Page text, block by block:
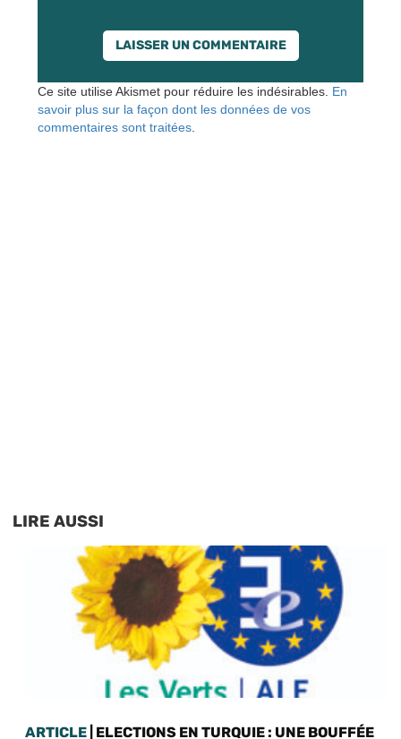
Ce site utilise Akismet pour réduire les indésirables. En
savoir plus sur la façon dont les données de vos
commentaires sont traitées
LIRE AUSSI
ARTICLE | ELECTIONS EN TURQUIE : UNE BOUFFÉE